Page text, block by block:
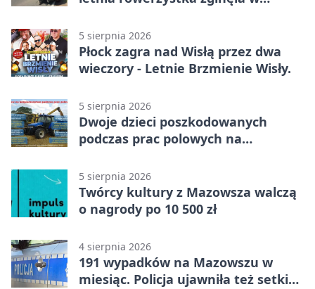
5 sierpnia 2026
Płock zagra nad Wisłą przez dwa
wieczory - Letnie Brzmienie Wisły.
5 sierpnia 2026
Dwoje dzieci poszkodowanych
podczas prac polowych na
5 sierpnia 2026
Twórcy kultury z Mazowsza walczą
o nagrody po 10 500 zł
4 sierpnia 2026
191 wypadków na Mazowszu w
miesiąc. Policja ujawniła też setki